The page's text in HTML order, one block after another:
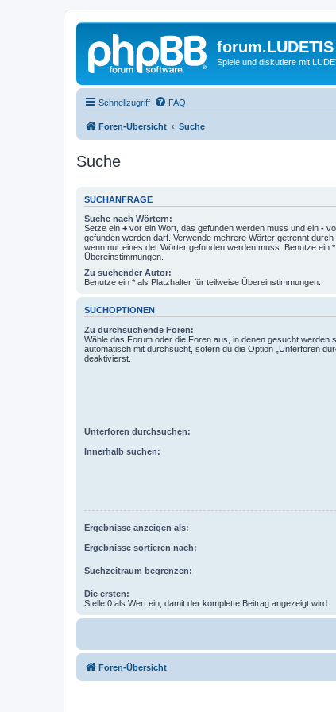
forum.LUDETIS
Spiele und diskutiere mit
Schnellzugriff FAQ
Foren-Übersicht Suche
Suche
SUCHANFRAGE
Suche nach Wörtern:
Setze ein + vor ein Wort, das gefunden werden muss und ein -
gefunden werden darf. Verwende mehrere Wörter getrennt durch
wenn nur eines der Wörter gefunden werden muss. Benutze ein
Übereinstimmungen.
Zu suchender Autor:
Benutze ein * als Platzhalter für teilweise Übereinstimmungen.
SUCHOPTIONEN
Zu durchsuchende Foren:
Wähle das Forum oder die Foren aus, in denen gesucht werden
automatisch mit durchsucht, sofern du die Option „Unterforen
deaktivierst.
Unterforen durchsuchen:
Innerhalb suchen:
Ergebnisse anzeigen als:
Ergebnisse sortieren nach:
Suchzeitraum begrenzen:
Die ersten:
Stelle 0 als Wert ein, damit der komplette Beitrag angezeigt wird.
Foren-Übersicht